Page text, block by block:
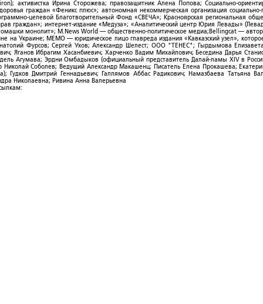
активистка Ирина Сторожева; правозащитник Алена Попова; Социально-
граждан «Феникс плюс»; автономная некоммерческая организация
целевой Благотворительный Фонд «СВЕЧА»; Красноярская региональная
граждан»; интернет-издание «Медуза»; «Аналитический центр Юрия Левады»
монолит»; M.News World — общественно-политическое медиа;Bellingcat —
на Украине; МЕМО — юридическое лицо главреда издания «Кавказский узел»,
Фурсов; Сергей Ухов; Александр Шелест; ООО "ТЕНЕС"; Гырдымова
Яганов Ибрагим Хасанбиевич; Харченко Вадим Михайлович; Беседина Дарья
Агумава; Эрдни Омбадыков (официальный представитель Далай-ламы XIV в
Соболев; Ведущий Александр Макашенц; Писатель Елена Прокашева;
Дмитрий Геннадьевич; Галлямов Аббас Радикович; Намазбаева Татьяна
Николаевна; Ривина Анна Валерьевна